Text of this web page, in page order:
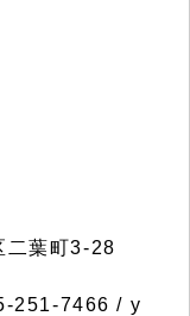
二葉町3-28
251-7466 / y